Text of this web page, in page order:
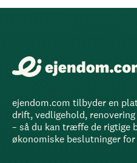
ejendom.com tilbyder en
drift, vedligehold, renovering
– så du kan træffe de rigtige
økonomiske beslutninger